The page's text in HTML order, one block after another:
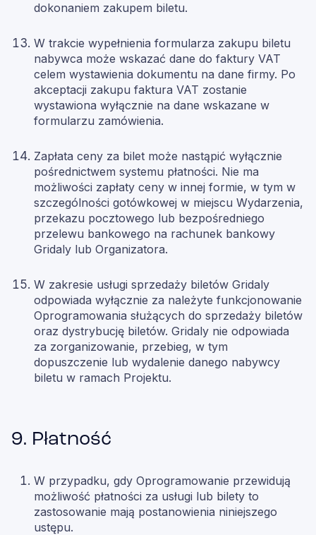
dokonaniem zakupem biletu.
W trakcie wypełnienia formularza zakupu biletu
nabywca może wskazać dane do faktury VAT
celem wystawienia dokumentu na dane firmy. Po
akceptacji zakupu faktura VAT zostanie
wystawiona wyłącznie na dane wskazane w
formularzu zamówienia.
Zapłata ceny za bilet może nastąpić wyłącznie
pośrednictwem systemu płatności. Nie ma
możliwości zapłaty ceny w innej formie, w tym w
szczególności gotówkowej w miejscu Wydarzenia,
przekazu pocztowego lub bezpośredniego
przelewu bankowego na rachunek bankowy
Gridaly lub Organizatora.
W zakresie usługi sprzedaży biletów Gridaly
odpowiada wyłącznie za należyte funkcjonowanie
Oprogramowania służących do sprzedaży biletów
oraz dystrybucję biletów. Gridaly nie odpowiada
za zorganizowanie, przebieg, w tym
dopuszczenie lub wydalenie danego nabywcy
biletu w ramach Projektu.
9. Płatność
W przypadku, gdy Oprogramowanie przewidują
możliwość płatności za usługi lub bilety to
zastosowanie mają postanowienia niniejszego
ustępu.